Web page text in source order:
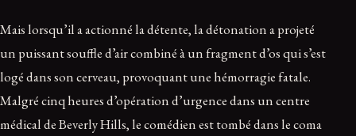
Mais lorsqu’il a actionné la détente, la détonation a projeté
un puissant souffle d’air combiné à un fragment d’os qui s’est
logé dans son cerveau, provoquant une hémorragie fatale.
Malgré cinq heures d’opération d’urgence dans un centre
médical de Beverly Hills, le comédien est tombé dans le coma